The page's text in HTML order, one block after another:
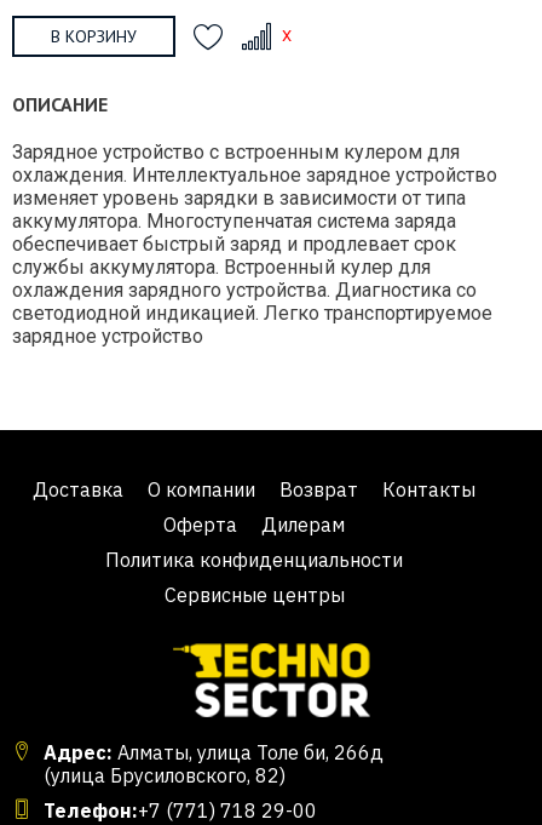
В КОРЗИНУ
ОПИСАНИЕ
Зарядное устройство с встроенным кулером для
охлаждения. Интеллектуальное зарядное устройство
изменяет уровень зарядки в зависимости от типа
аккумулятора. Многоступенчатая система заряда
обеспечивает быстрый заряд и продлевает срок
службы аккумулятора. Встроенный кулер для
охлаждения зарядного устройства. Диагностика со
светодиодной индикацией. Легко транспортируемое
зарядное устройство
Доставка О компании Возврат
Контакты
Оферта
Дилерам
Политика конфиденциальности
Сервисные центры
Адрес: Алматы, улица Толе би, 266д
(улица Брусиловского, 82)
Телефон:+7 (771) 718 29-00